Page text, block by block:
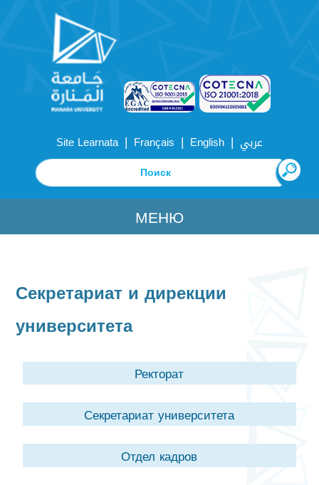
Site Learnata | Français | English | عربي
МЕНЮ
Секретариат и дирекции
университета
Ректорат
Секретариат университета
Отдел кадров